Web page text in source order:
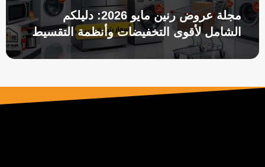
مجلة عروض رنين مايو 2026: دليلكم
الشامل لأقوى التخفيضات وأنظمة التقسيط